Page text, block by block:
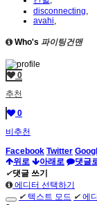
disconnecting,
avahi,
Who's 파이팅건맨
0
추천
0
비추천
Facebook Twitter
위로
아래로 댓글
✔댓글 쓰기
에디터 선택하기
✔ 텍스트 모드 ✔에